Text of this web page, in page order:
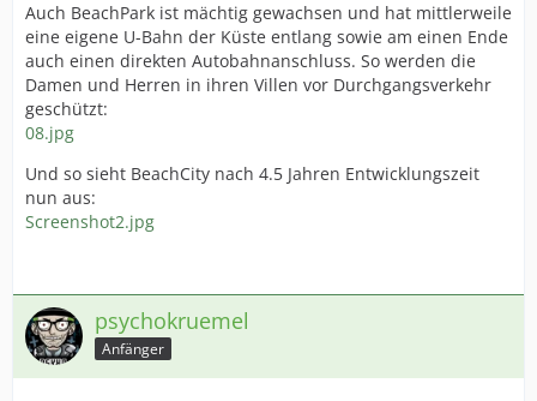
Auch BeachPark ist mächtig gewachsen und hat mittlerweile
eine eigene U-Bahn der Küste entlang sowie am einen Ende
auch einen direkten Autobahnanschluss. So werden die
Damen und Herren in ihren Villen vor Durchgangsverkehr
geschützt:
08.jpg
Und so sieht BeachCity nach 4.5 Jahren Entwicklungszeit
nun aus:
Screenshot2.jpg
psychokruemel
Anfänger